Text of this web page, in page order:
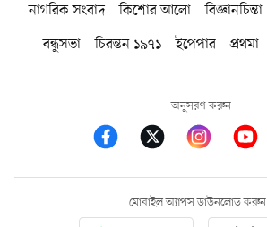
নাগরিক সংবাদ কিশোর আলো বিজ্ঞানচিন্তা
বন্ধুসভা
চিরন্তন ১৯৭১ ইপেপার প্রথমা
অনুসরণ করুন
মোবাইল অ্যাপস ডাউনলোড করুন